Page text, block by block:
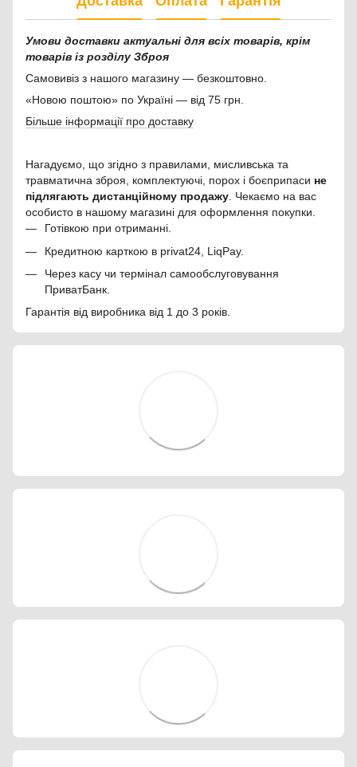
Умови доставки актуальні для всіх товарів, крім
товарів із розділу Зброя
Самовивіз з нашого магазину — безкоштовно.
«Новою поштою» по Україні — від 75 грн.
Більше інформації про доставку
Нагадуємо, що згідно з правилами, мисливська та
травматична зброя, комплектуючі, порох і боєприпаси не
підлягають дистанційному продажу . Чекаємо на вас
особисто в нашому магазині для оформлення покупки.
Готівкою при отриманні.
Кредитною карткою в privat24, LiqPay.
Через касу чи термінал самообслуговування
ПриватБанк.
Гарантія від виробника від 1 до 3 років.